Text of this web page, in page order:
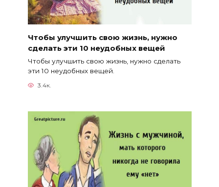
Чтобы улучшить свою жизнь, нужно
сделать эти 10 неудобных вещей
Чтобы улучшить свою жизнь, нужно сделать
эти 10 неудобных вещей.
3.4к.